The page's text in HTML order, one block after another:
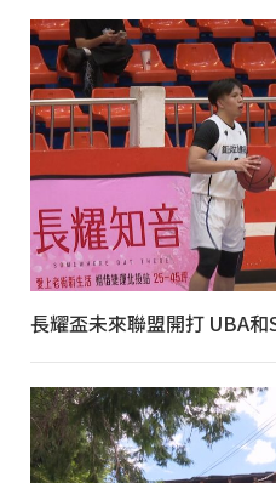
長耀盃未來聯盟開打 UBA